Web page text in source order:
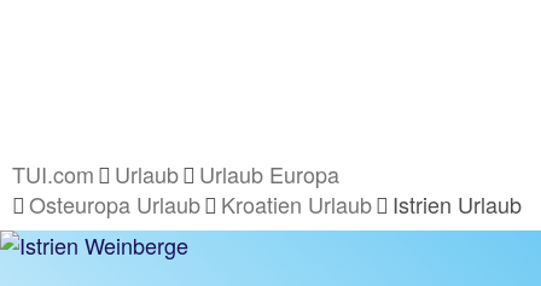
TUI.com Urlaub
Urlaub Europa
Osteuropa Urlaub
Kroatien Urlaub Istrien Urlaub